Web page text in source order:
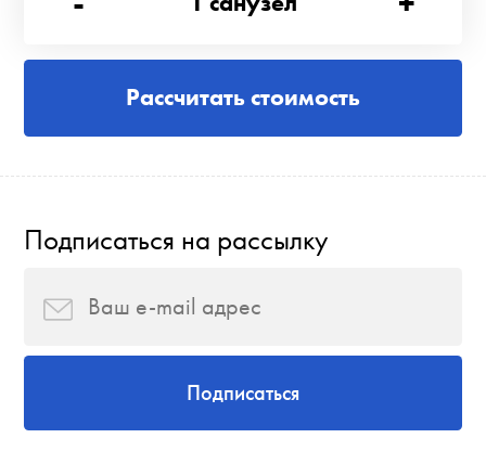
Рассчитать стоимость
Подписаться на рассылку
Подписаться